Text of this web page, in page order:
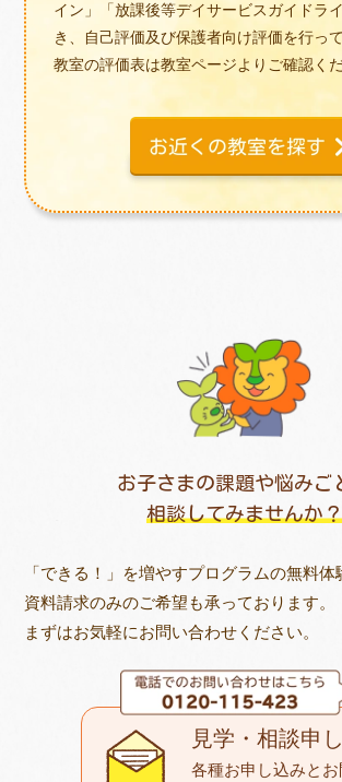
イン」「放課後等デイサービスガイドラ
き、自己評価及び保護者向け評価を行っ
教室の評価表は教室ページよりご確認くだ
お子さまの課題や悩みご
相談してみませんか？
「できる！」を増やすプログラムの無料体
資料請求のみのご希望も承っております。
まずはお気軽にお問い合わせください。
見学・相談申
各種お申し込みとお